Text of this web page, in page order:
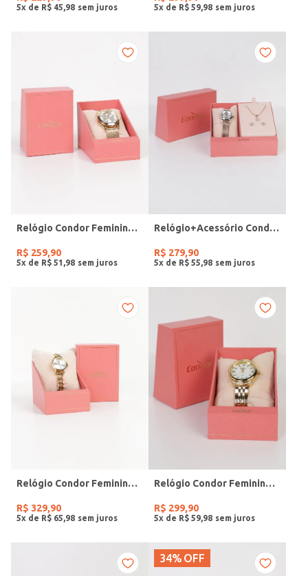
5x de R$ 45 98 5x de R$ 59 98
Relógio Condor Feminino DOURADO
R$ 259,90
5x de R$ 51 98
Relógio+Acessório Condor Feminino ROSE
R$ 279,90
5x de R$ 55 98
Relógio Condor Feminino DOURADO
R$ 329,90
5x de R$ 65 98
Relógio Condor Feminino DOURADO
R$ 299,90
5x de R$ 59 98
34% OFF